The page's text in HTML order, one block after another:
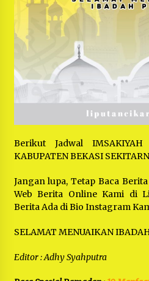
Berikut Jadwal IMSAKIYAH
KABUPATEN BEKASI
Jangan lupa, Tetap Baca
Web Berita Online Kami di
Berita Ada di Bio Instagram
SELAMAT MENUAIKAN
Editor : Adhy Syahputra